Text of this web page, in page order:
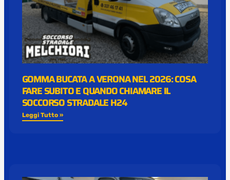
GOMMA BUCATA A VERONA NEL 2026: COSA
FARE SUBITO E QUANDO CHIAMARE IL
SOCCORSO STRADALE H24
Leggi Tutto »